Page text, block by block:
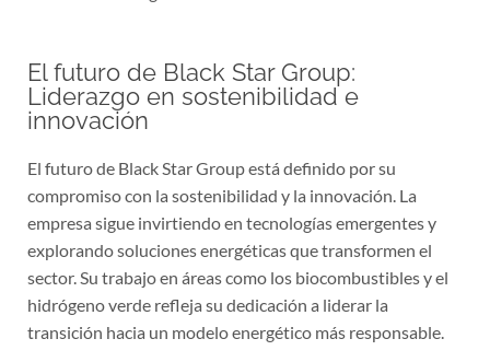
El futuro de Black Star Group:
Liderazgo en sostenibilidad e
innovación
El futuro de Black Star Group está definido por su
compromiso con la sostenibilidad y la innovación. La
empresa sigue invirtiendo en tecnologías emergentes y
explorando soluciones energéticas que transformen el
sector. Su trabajo en áreas como los biocombustibles y el
hidrógeno verde refleja su dedicación a liderar la
transición hacia un modelo energético más responsable.